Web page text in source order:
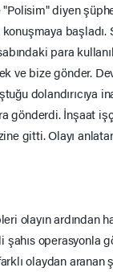
"Polisim" diyen
başladı.
para
ve bize gönder.
dolandırıcıya
gönderdi. İnşaat
gitti. Olayı
olayın ardından
operasyonla
olaydan